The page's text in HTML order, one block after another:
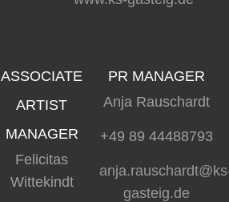
ASSOCIATE
ARTIST
MANAGER
Felicitas
Wittekindt
PR MANAGER
Anja Rauschardt
+49 89 44488793
gasteig.de